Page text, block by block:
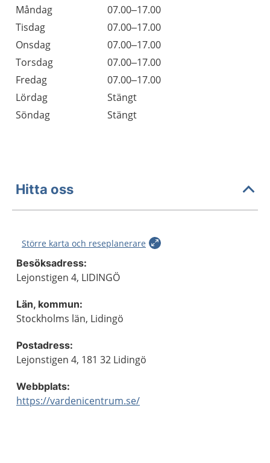
Dag
Öppettider
Kommentarer
Måndag
07.00–17.00
Tisdag
07.00–17.00
Onsdag
07.00–17.00
Torsdag
07.00–17.00
Fredag
07.00–17.00
Lördag
Stängt
Söndag
Stängt
Hitta oss
Större karta och reseplanerare
Besöksadress:
Lejonstigen 4, LIDINGÖ
Län, kommun:
Stockholms län, Lidingö
Postadress:
Lejonstigen 4, 181 32 Lidingö
Webbplats:
https://vardenicentrum.se/